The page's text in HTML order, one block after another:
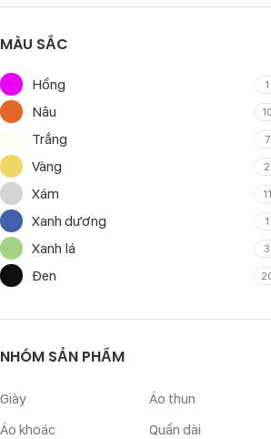
MÀU SẮC
Hồng 1
Nâu
Trắng 7
Vàng 2
Xám 11
Xanh dương 1
Xanh lá 3
Đen
NHÓM SẢN PHẨM
Giày
Áo thun
Áo khoác
Quần dài